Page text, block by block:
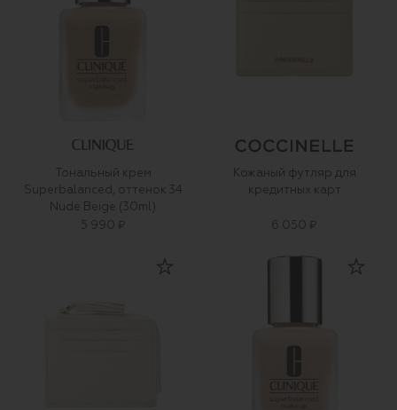
Тональный крем
Superbalanced, оттенок 34
Nude Beige (30ml)
5 990 ₽
Кожаный футляр для
кредитных карт
6 050 ₽